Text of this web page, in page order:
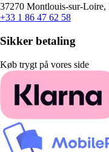
37270 Montlouis-sur-Loire,
+33 1 86 47 62 58
Sikker betaling
Køb trygt på vores side